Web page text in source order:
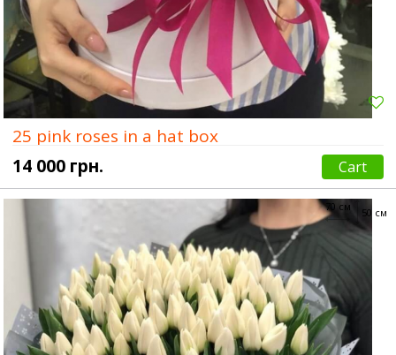
25 pink roses in a hat box
14 000 грн.
Cart
50 см
70 см